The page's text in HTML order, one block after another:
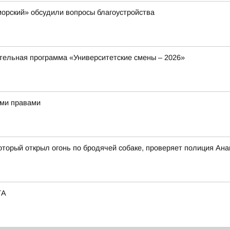
обсудили вопросы благоустройства
программа «Университетские смены – 2026»
правами
открыл огонь по бродячей собаке, проверяет полиция